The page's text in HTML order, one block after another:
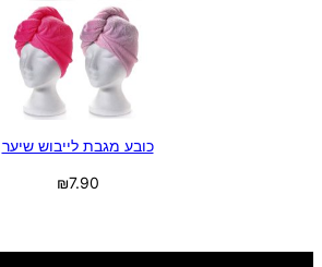
כובע מגבת לייבוש שיער
₪7.90